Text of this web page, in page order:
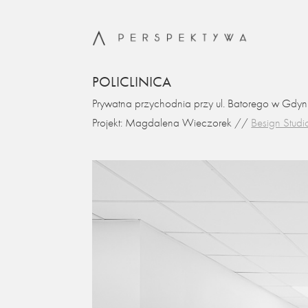
POLICLINICA
Prywatna przychodnia przy ul. Batorego w
Projekt: Magdalena Wieczorek // Besign